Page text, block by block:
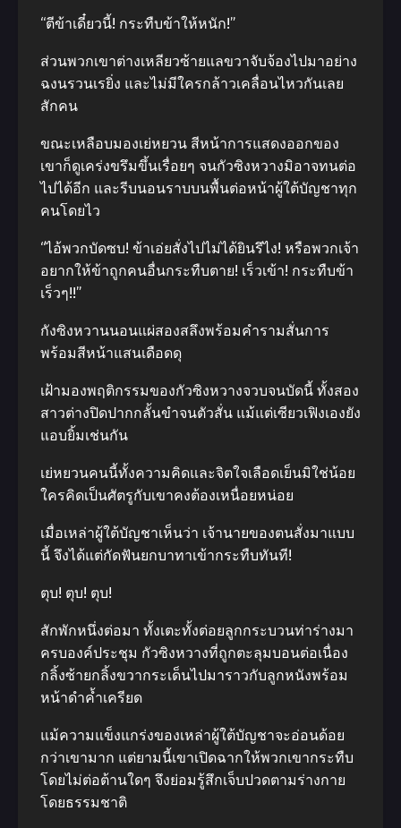
“ตีข้าเดี๋ยวนี้! กระทืบข้าให้หนัก!”
ส่วนพวกเขาต่างเหลียวซ้ายแลขวาจับจ้องไปมาอย่าง
ฉงนรวนเรยิ่ง และไม่มีใครกล้าวเคลื่อนไหวกันเลย
สักคน
ขณะเหลือบมองเย่หยวน สีหน้าการแสดงออกของ
เขาก็ดูเคร่งขรึมขึ้นเรื่อยๆ จนกัวซิงหวางมิอาจทนต่อ
ไปได้อีก และรีบนอนราบบนพื้นต่อหน้าผู้ใต้บัญชาทุก
คนโดยไว
“ไอ้พวกบัดซบ! ข้าเอ่ยสั่งไปไม่ได้ยินรึไง! หรือพวกเจ้า
อยากให้ข้าถูกคนอื่นกระทืบตาย! เร็วเข้า! กระทืบข้า
เร็วๆ!!”
กังซิงหวานนอนแผ่สองสลึงพร้อมคำรามสั่นการ
พร้อมสีหน้าแสนเดือดดุ
เฝ้ามองพฤติกรรมของกัวซิงหวางจวบจนบัดนี้ ทั้งสอง
สาวต่างปิดปากกลั้นขำจนตัวสั่น แม้แต่เซียวเฟิงเองยัง
แอบยิ้มเช่นกัน
เย่หยวนคนนี้ทั้งความคิดและจิตใจเลือดเย็นมิใช่น้อย
ใครคิดเป็นศัตรูกับเขาคงต้องเหนื่อยหน่อย
เมื่อเหล่าผู้ใต้บัญชาเห็นว่า เจ้านายของตนสั่งมาแบบ
นี้ จึงได้แต่กัดฟันยกบาทาเข้ากระทืบทันที!
ตุบ! ตุบ! ตุบ!
สักพักหนึ่งต่อมา ทั้งเตะทั้งต่อยลูกกระบวนท่าร่างมา
ครบองค์ประชุม กัวซิงหวางที่ถูกตะลุมบอนต่อเนื่อง
กลิ้งซ้ายกลิ้งขวากระเด็นไปมาราวกับลูกหนังพร้อม
หน้าดำค้ำเครียด
แม้ความแข็งแกร่งของเหล่าผู้ใต้บัญชาจะอ่อนด้อย
กว่าเขามาก แต่ยามนี้เขาเปิดฉากให้พวกเขากระทืบ
โดยไม่ต่อต้านใดๆ จึงย่อมรู้สึกเจ็บปวดตามร่างกาย
โดยธรรมชาติ